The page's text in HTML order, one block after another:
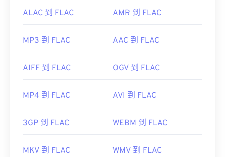
ALAC 到 FLAC AMR 到 FLAC
MP3 到 FLAC AAC 到 FLAC
AIFF 到 FLAC OGV 到 FLAC
MP4 到 FLAC AVI 到 FLAC
3GP 到 FLAC WEBM 到 FLAC
MKV 到 FLAC WMV 到 FLAC